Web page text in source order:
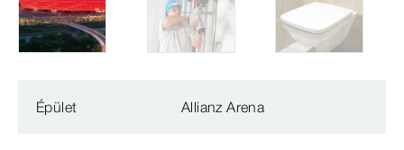
Épület Allianz Arena